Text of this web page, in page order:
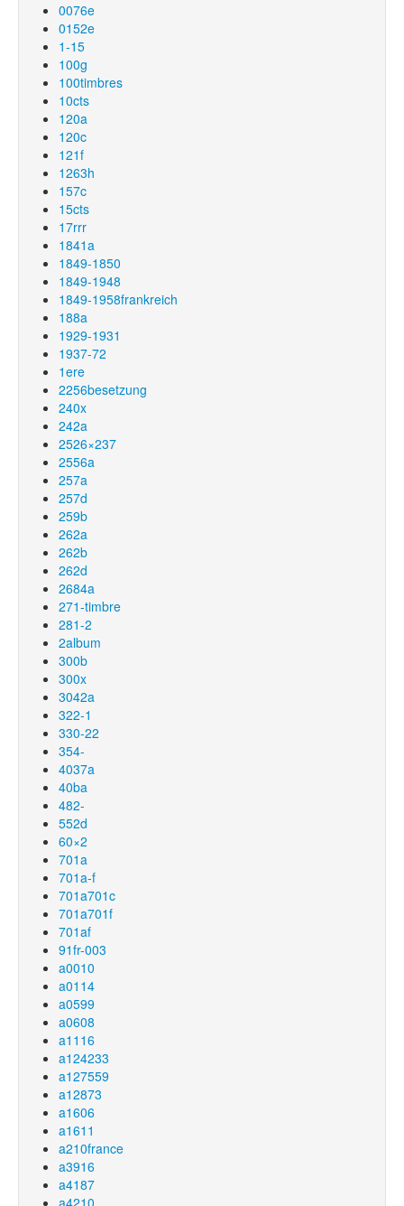
0076e
0152e
1-15
100g
100timbres
10cts
120a
120c
121f
1263h
157c
15cts
17rrr
1841a
1849-1850
1849-1948
1849-1958frankreich
188a
1929-1931
1937-72
1ere
2256besetzung
240x
242a
2526×237
2556a
257a
257d
259b
262a
262b
262d
2684a
271-timbre
281-2
2album
300b
300x
3042a
322-1
330-22
354-
4037a
40ba
482-
552d
60×2
701a
701a-f
701a701c
701a701f
701af
91fr-003
a0010
a0114
a0599
a0608
a1116
a124233
a127559
a12873
a1606
a1611
a210france
a3916
a4187
a4210